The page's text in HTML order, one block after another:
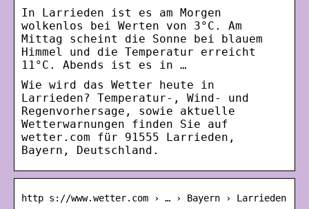
In Larrieden ist es am Morgen
wolkenlos bei Werten von 3°C. Am
Mittag scheint die Sonne bei blauem
Himmel und die Temperatur erreicht
11°C. Abends ist es in …
Wie wird das Wetter heute in
Larrieden? Temperatur-, Wind- und
Regenvorhersage, sowie aktuelle
Wetterwarnungen finden Sie auf
wetter.com für 91555 Larrieden,
Bayern, Deutschland.
http s://www.wetter.com › … › Bayern › Larrieden